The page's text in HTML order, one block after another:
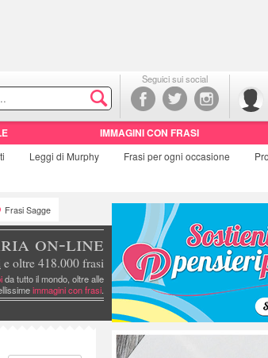
Seguici sui social
IMMAGINI CON FRASI
Leggi di Murphy Frasi per ogni occasione
Frasi Sagge
on-line
e oltre 418.000 frasi
da tutto il mondo, oltre alle
immagini con frasi.